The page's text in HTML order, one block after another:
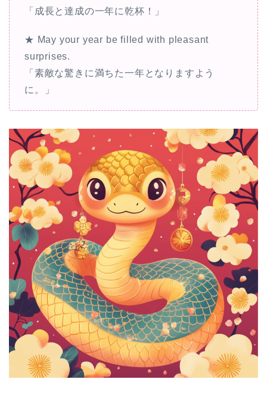
「成長と達成の一年に乾杯！」
★ May your year be filled with pleasant
surprises.
「素敵な驚きに満ちた一年となりますよう
に。」